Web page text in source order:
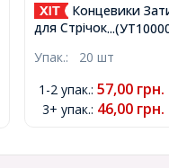
Концевики
для Стрічок, Залізні,
(УТ100006599)
Упак.: 20 шт
1-2 упак.: 57,00 грн.
3+ упак.: 46,00 грн.